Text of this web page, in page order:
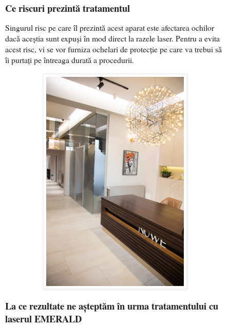
Ce riscuri prezintă tratamentul
Singurul risc pe care îl prezintă acest aparat este afectarea ochilor
dacă aceștia sunt expuși în mod direct la razele laser. Pentru a evita
acest risc, vi se vor furniza ochelari de protecție pe care va trebui să
îi purtați pe întreaga durată a procedurii.
La ce rezultate ne așteptăm în urma tratamentului cu
laserul EMERALD